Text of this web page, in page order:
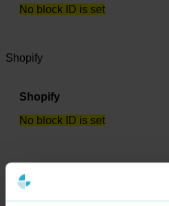
No block ID is set
Shopify
Shopify
No block ID is set
Tooling
Ahrefs